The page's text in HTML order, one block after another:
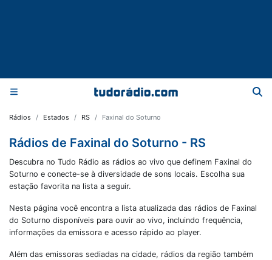
Rádios Estados RS Faxinal do Soturno
Rádios de Faxinal do Soturno - RS
Descubra no Tudo Rádio as rádios ao vivo que definem Faxinal do
Soturno e conecte-se à diversidade de sons locais. Escolha sua
estação favorita na lista a seguir.
Nesta página você encontra a lista atualizada das rádios de Faxinal
do Soturno disponíveis para ouvir ao vivo, incluindo frequência,
informações da emissora e acesso rápido ao player.
Além das emissoras sediadas na cidade, rádios da região também